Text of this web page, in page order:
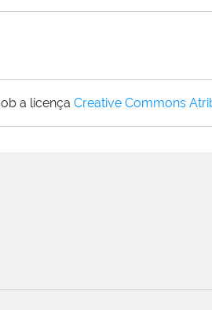
a licença Creative Commons